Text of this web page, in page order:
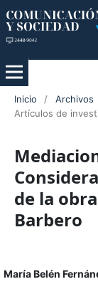
Inicio / Archivos
Artículos de
de la
Barbero
María Belén